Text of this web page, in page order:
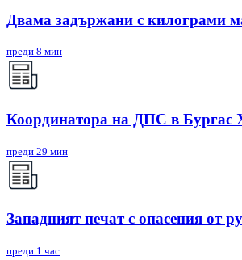
Двама задържани с килограми
преди 8 мин
Координатора на ДПС в Бургас
преди 29 мин
Западният печат с опасения от
преди 1 час